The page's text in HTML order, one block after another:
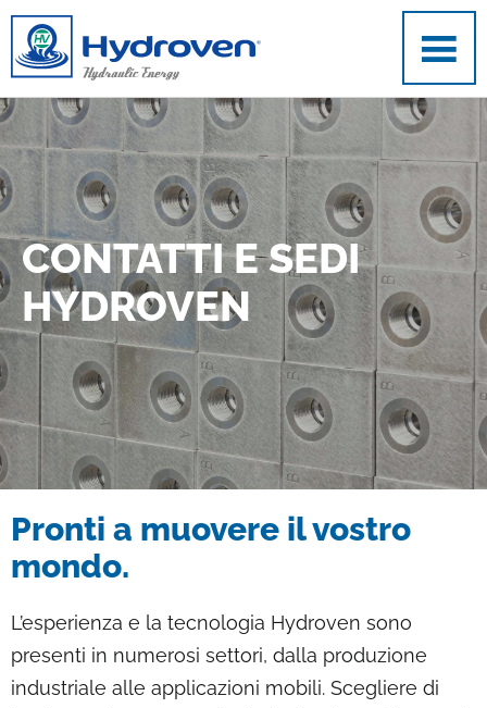
Salta al contenuto principale
CONTATTI E SEDI
HYDROVEN
Briciole di pane
Pronti a muovere il vostro
mondo.
L’esperienza e la tecnologia Hydroven sono
presenti in numerosi settori, dalla produzione
industriale alle applicazioni mobili. Scegliere di